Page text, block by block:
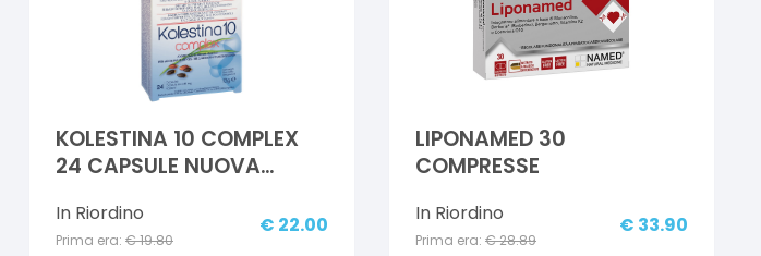
KOLESTINA 10 COMPLEX
24 CAPSULE NUOVA
In Riordino
Prima era: €19.80
€ 22.00
LIPONAMED 30
COMPRESSE
In Riordino
Prima era: €28.89
€ 33.90